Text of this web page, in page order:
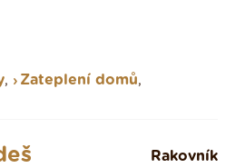
, Zateplení domů,
Rakovník